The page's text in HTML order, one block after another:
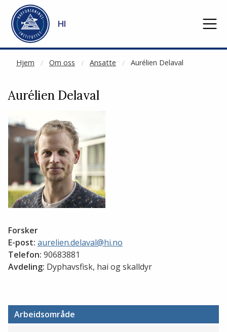
Gå til hovedinnhold
HI
Hjem Om oss Ansatte Aurélien Delaval
NOT CACHED
Aurélien Delaval
Forsker
E-post: aurelien.delaval@hi.no
Telefon: 90683881
Avdeling: Dyphavsfisk, hai og skalldyr
Arbeidsområde